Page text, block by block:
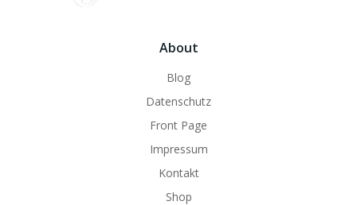
About
Blog
Datenschutz
Front Page
Impressum
Kontakt
Shop